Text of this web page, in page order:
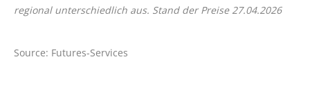
regional unterschiedlich aus. Stand der Preise 27.04.2026
Source: Futures-Services